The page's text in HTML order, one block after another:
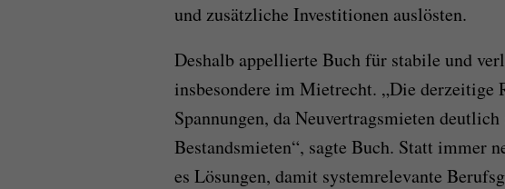
und zusätzliche Investitionen auslösten.
Deshalb appellierte Buch für stabile und
insbesondere im Mietrecht. „Die derzeitige
Spannungen, da Neuvertragsmieten
Bestandsmieten“, sagte Buch. Statt immer
es Lösungen, damit systemrelevante